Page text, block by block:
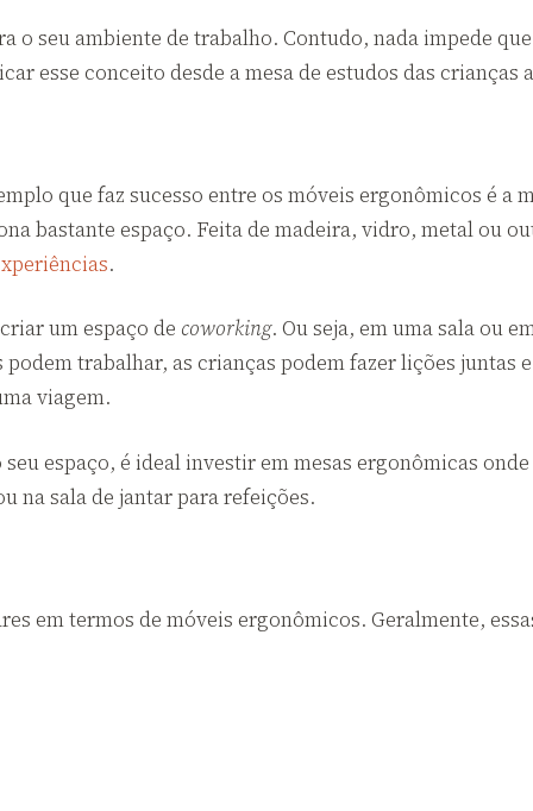
o seu ambiente de trabalho. Contudo, nada impede
esse conceito desde a mesa de estudos das crianças
que faz sucesso entre os móveis ergonômicos é a
bastante espaço. Feita de madeira, vidro, metal ou
.
um espaço de coworking. Ou seja, em uma sala ou
trabalhar, as crianças podem fazer lições juntas
viagem.
espaço, é ideal investir em mesas ergonômicas
na sala de jantar para refeições.
em termos de móveis ergonômicos. Geralmente,